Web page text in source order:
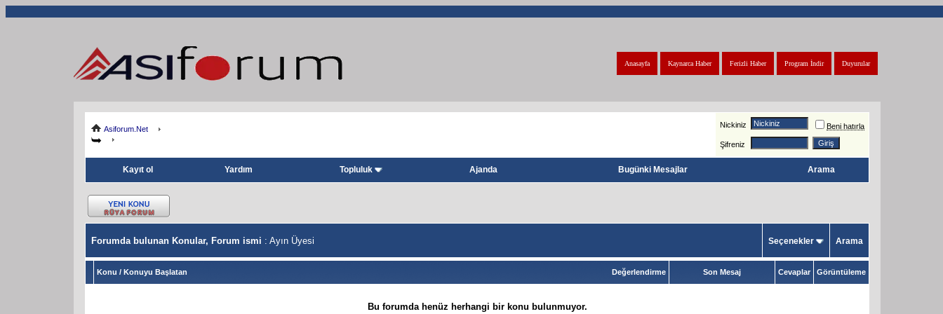
Duyurular
Program İndir
Ferizli Haber
Kaynarca Haber
Anasayfa
Asiforum.Net Nickiniz Beni hatırla
Şifreniz
Kayıt ol Yardım Topluluk Ajanda Bugünki Mesajlar Arama
Forumda bulunan Konular, Forum ismi : Ayın Üyesi Seçenekler Arama
Değerlendirme
Konu / Konuyu Başlatan Son Mesaj Cevaplar Görüntüleme
Bu forumda henüz herhangi bir konu bulunmuyor.